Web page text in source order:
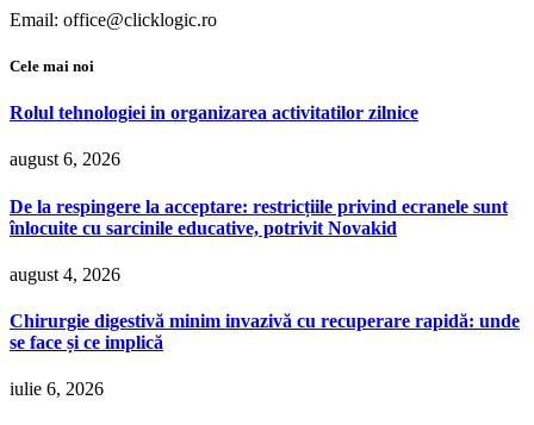
Email: office@clicklogic.ro
Cele mai noi
Rolul tehnologiei in organizarea activitatilor zilnice
august 6, 2026
De la respingere la acceptare: restricțiile privind ecranele sunt
înlocuite cu sarcinile educative, potrivit Novakid
august 4, 2026
Chirurgie digestivă minim invazivă cu recuperare rapidă: unde
se face și ce implică
iulie 6, 2026